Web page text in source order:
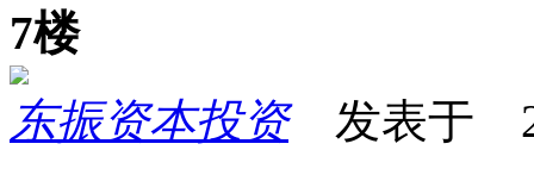
7楼
东振资本投资发表于